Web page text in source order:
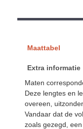
Maattabel
Extra informatie
Maten
Deze lengtes en
overeen,
Vandaar dat de
zoals gezegd,